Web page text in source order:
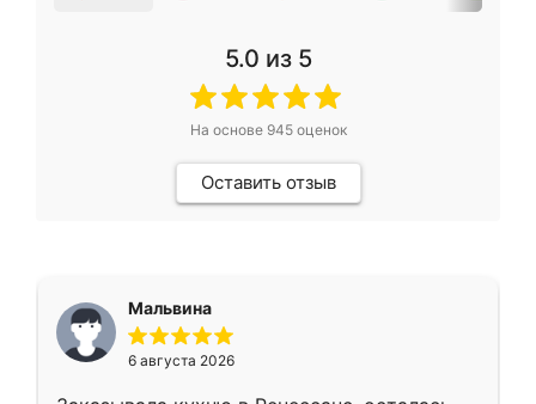
5.0 из 5
На основе 945оценок
Оставить отзыв
Мальвина
6 августа 2026